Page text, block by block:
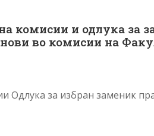
комисии и одлука за
во комисии на
Одлука за избран заменик